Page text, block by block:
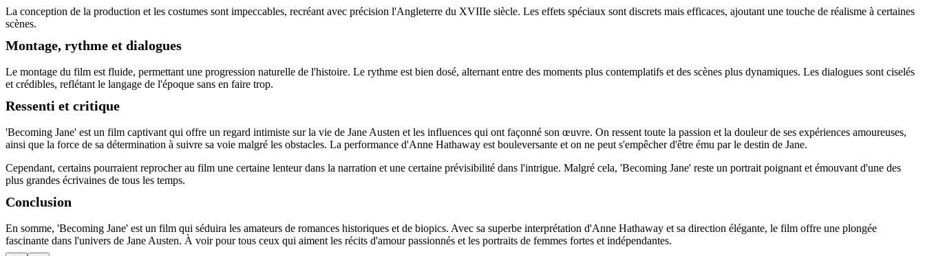
La conception de la production et les costumes sont impeccables, recréant avec précision l'Angleterre du XVIIIe siècle. Les effets spéciaux sont discrets mais efficaces, ajoutant une touche de réalisme à certaines
scènes.
Montage, rythme et dialogues
Le montage du film est fluide, permettant une progression naturelle de l'histoire. Le rythme est bien dosé, alternant entre des moments plus contemplatifs et des scènes plus dynamiques. Les dialogues sont ciselés
et crédibles, reflétant le langage de l'époque sans en faire trop.
Ressenti et critique
'Becoming Jane' est un film captivant qui offre un regard intimiste sur la vie de Jane Austen et les influences qui ont façonné son œuvre. On ressent toute la passion et la douleur de ses expériences amoureuses,
ainsi que la force de sa détermination à suivre sa voie malgré les obstacles. La performance d'Anne Hathaway est bouleversante et on ne peut s'empêcher d'être ému par le destin de Jane.
Cependant, certains pourraient reprocher au film une certaine lenteur dans la narration et une certaine prévisibilité dans l'intrigue. Malgré cela, 'Becoming Jane' reste un portrait poignant et émouvant d'une des
plus grandes écrivaines de tous les temps.
Conclusion
En somme, 'Becoming Jane' est un film qui séduira les amateurs de romances historiques et de biopics. Avec sa superbe interprétation d'Anne Hathaway et sa direction élégante, le film offre une plongée
fascinante dans l'univers de Jane Austen. À voir pour tous ceux qui aiment les récits d'amour passionnés et les portraits de femmes fortes et indépendantes.